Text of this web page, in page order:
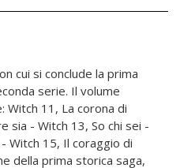
cui si conclude la prima
serie. Il volume
11, La corona di
sia - Witch 13, So chi sei -
Witch 15, Il coraggio di
della prima storica saga,